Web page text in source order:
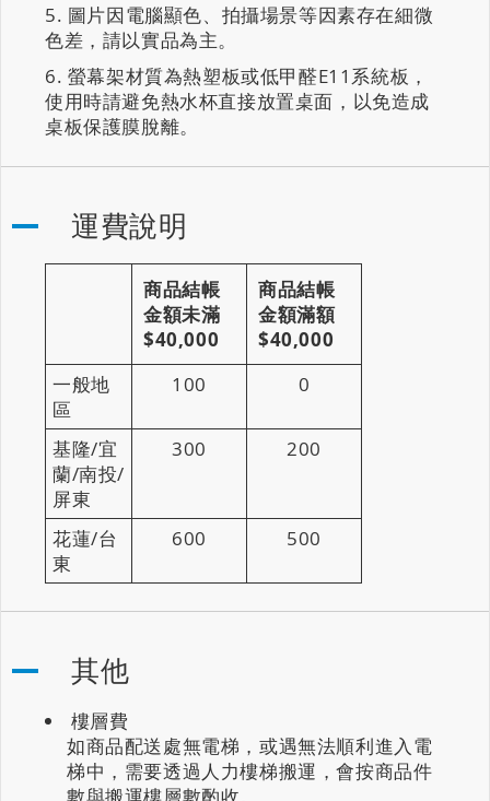
圖片因電腦顯色、拍攝場景等因素存在細微
色差，請以實品為主。
螢幕架材質為熱塑板或低甲醛E11系統板，
使用時請避免熱水杯直接放置桌面，以免造成
桌板保護膜脫離。
運費說明
商品結帳
金額未滿
$40,000
商品結帳
金額滿額
$40,000
一般地
區
100 0
基隆/宜
蘭/南投/
屏東
300 200
花蓮/台
東
600 500
其他
樓層費
如商品配送處無電梯，或遇無法順利進入電
梯中，需要透過人力樓梯搬運，會按商品件
數與搬運樓層數酌收。